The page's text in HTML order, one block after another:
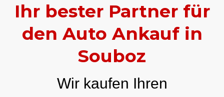
Ihr bester Partner für
den Auto Ankauf in
Souboz
Wir kaufen Ihren